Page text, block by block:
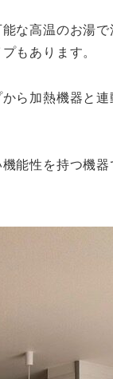
な高温のお湯
もあります。
ら加熱機器と
能性を持つ機